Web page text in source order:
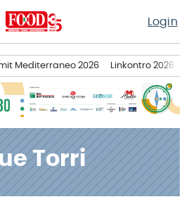
Login
Mediterraneo 2026 Linkontro 2026
Torri